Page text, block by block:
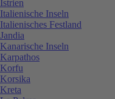
Istrien
Italienische Inseln
Italienisches Festland
Jandia
Kanarische Inseln
Karpathos
Korfu
Korsika
Kreta